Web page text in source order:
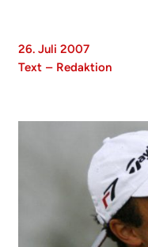
26. Juli 2007
Text – Redaktion